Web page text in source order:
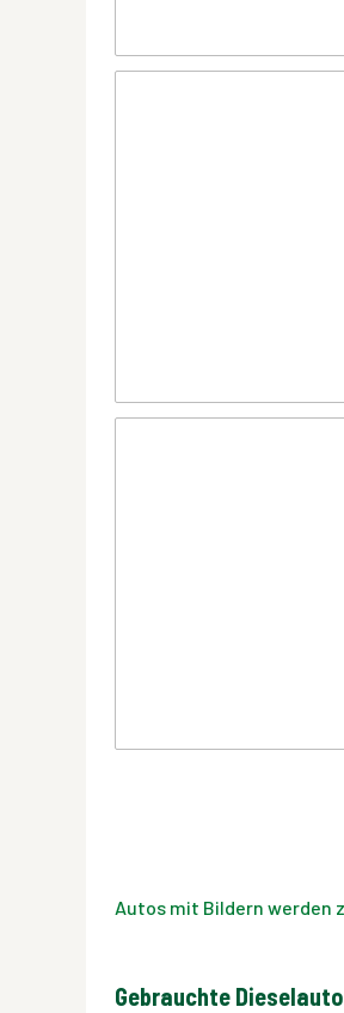
Autos mit Bildern werden
Gebrauchte